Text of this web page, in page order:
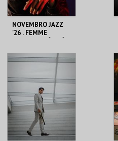
NOVEMBRO JAZZ
'26 . FEMME
CASA DA
CRIATIVIDADE
MAIS INFO
COMPRAR